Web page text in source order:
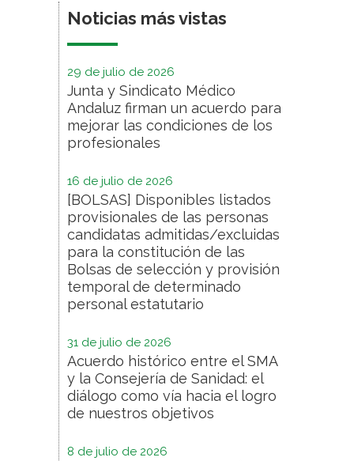
Noticias más vistas
29 de julio de 2026
Junta y Sindicato Médico
Andaluz firman un acuerdo para
mejorar las condiciones de los
profesionales
16 de julio de 2026
[BOLSAS] Disponibles listados
provisionales de las personas
candidatas admitidas/excluidas
para la constitución de las
Bolsas de selección y provisión
temporal de determinado
personal estatutario
31 de julio de 2026
Acuerdo histórico entre el SMA
y la Consejería de Sanidad: el
diálogo como vía hacia el logro
de nuestros objetivos
8 de julio de 2026